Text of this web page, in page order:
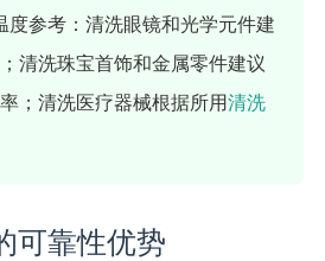
度参考：清洗眼镜和光学元件建
清洗珠宝首饰和金属零件建议
；清洗医疗器械根据所用清洗
可靠性优势